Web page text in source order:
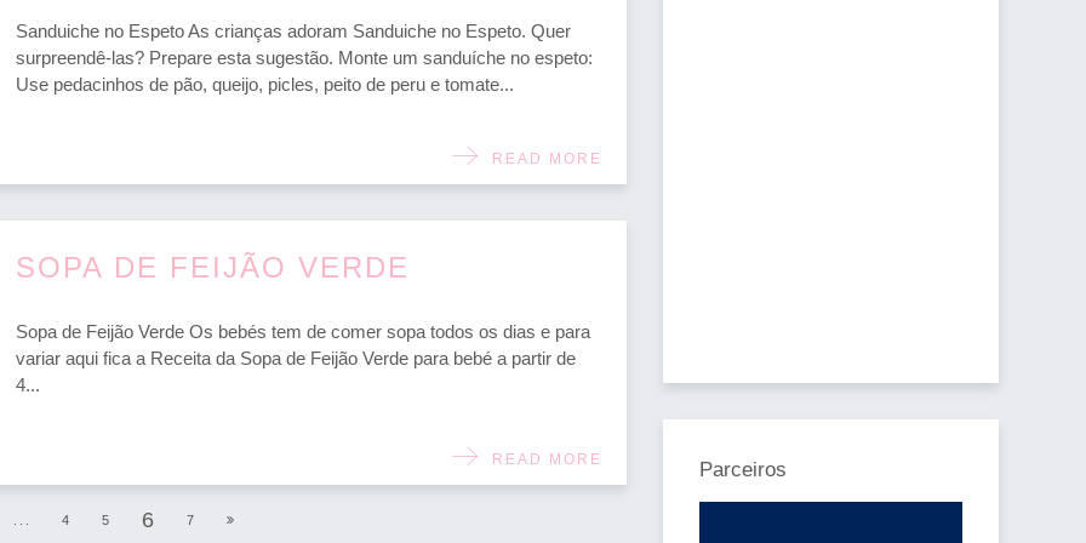
Sanduiche no Espeto As crianças adoram Sanduiche no Espeto. Quer
surpreendê-las? Prepare esta sugestão. Monte um sanduíche no espeto:
Use pedacinhos de pão, queijo, picles, peito de peru e tomate...
READ MORE
SOPA DE FEIJÃO VERDE
Sopa de Feijão Verde Os bebés tem de comer sopa todos os dias e para
variar aqui fica a Receita da Sopa de Feijão Verde para bebé a partir de
4...
READ MORE
4 5 6 7
Parceiros